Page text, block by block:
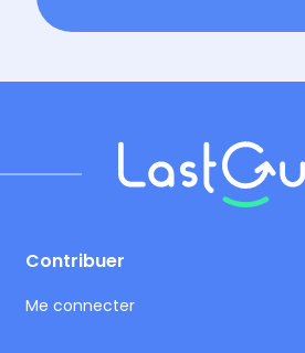
Contribuer
Me connecter